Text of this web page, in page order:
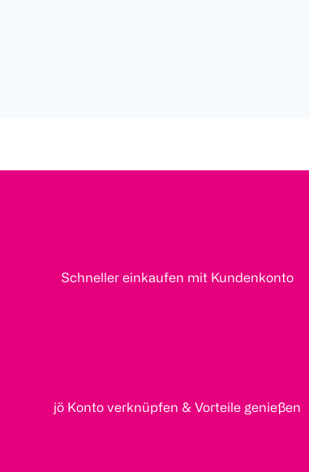
Schneller einkaufen mit Kundenkonto
jö Konto verknüpfen & Vorteile genießen